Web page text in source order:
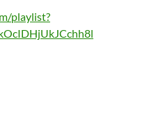
playlist?